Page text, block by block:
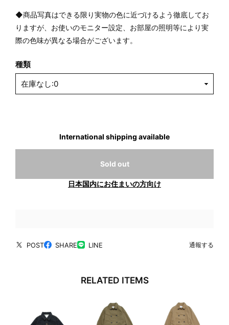
◆商品写真はできる限り実物の色に近づけるよう徹底してお
りますが、お使いのモニター設定、お部屋の照明等により実
際の色味が異なる場合がございます。
種類
International shipping available
Sold out
日本国内にお住まいの方向け
POST SHARE LINE 通報する
RELATED ITEMS